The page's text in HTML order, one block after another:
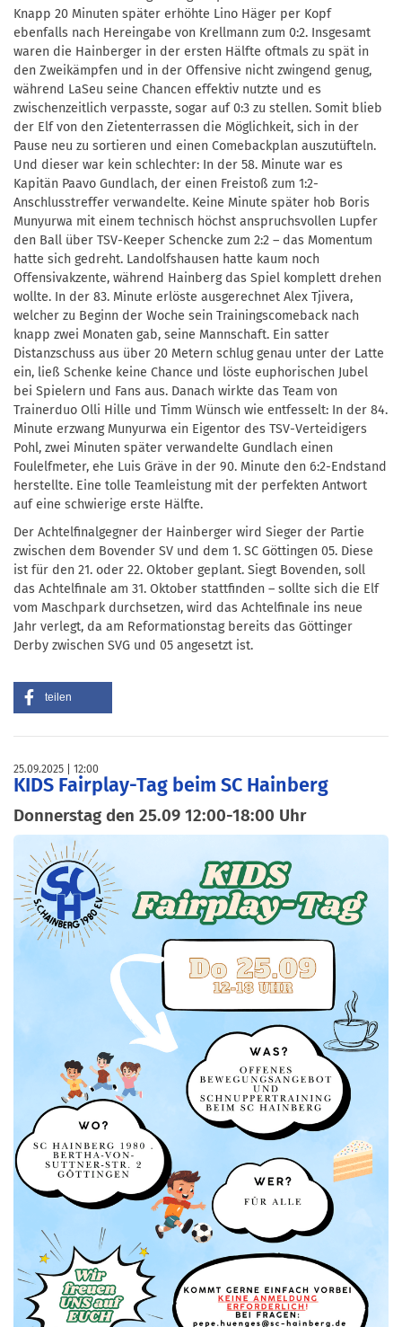
Knapp 20 Minuten später erhöhte Lino Häger per Kopf
ebenfalls nach Hereingabe von Krellmann zum 0:2. Insgesamt
waren die Hainberger in der ersten Hälfte oftmals zu spät in
den Zweikämpfen und in der Offensive nicht zwingend genug,
während LaSeu seine Chancen effektiv nutzte und es
zwischenzeitlich verpasste, sogar auf 0:3 zu stellen. Somit blieb
der Elf von den Zietenterrassen die Möglichkeit, sich in der
Pause neu zu sortieren und einen Comebackplan auszutüfteln.
Und dieser war kein schlechter: In der 58. Minute war es
Kapitän Paavo Gundlach, der einen Freistoß zum 1:2-
Anschlusstreffer verwandelte. Keine Minute später hob Boris
Munyurwa mit einem technisch höchst anspruchsvollen Lupfer
den Ball über TSV-Keeper Schencke zum 2:2 – das Momentum
hatte sich gedreht. Landolfshausen hatte kaum noch
Offensivakzente, während Hainberg das Spiel komplett drehen
wollte. In der 83. Minute erlöste ausgerechnet Alex Tjivera,
welcher zu Beginn der Woche sein Trainingscomeback nach
knapp zwei Monaten gab, seine Mannschaft. Ein satter
Distanzschuss aus über 20 Metern schlug genau unter der Latte
ein, ließ Schenke keine Chance und löste euphorischen Jubel
bei Spielern und Fans aus. Danach wirkte das Team von
Trainerduo Olli Hille und Timm Wünsch wie entfesselt: In der 84.
Minute erzwang Munyurwa ein Eigentor des TSV-Verteidigers
Pohl, zwei Minuten später verwandelte Gundlach einen
Foulelfmeter, ehe Luis Gräve in der 90. Minute den 6:2-Endstand
herstellte. Eine tolle Teamleistung mit der perfekten Antwort
auf eine schwierige erste Hälfte.
Der Achtelfinalgegner der Hainberger wird Sieger der Partie
zwischen dem Bovender SV und dem 1. SC Göttingen 05. Diese
ist für den 21. oder 22. Oktober geplant. Siegt Bovenden, soll
das Achtelfinale am 31. Oktober stattfinden – sollte sich die Elf
vom Maschpark durchsetzen, wird das Achtelfinale ins neue
Jahr verlegt, da am Reformationstag bereits das Göttinger
Derby zwischen SVG und 05 angesetzt ist.
teilen
25.09.2025 12:00
KIDS Fairplay-Tag beim SC Hainberg
Donnerstag den 25.09 12:00-18:00 Uhr